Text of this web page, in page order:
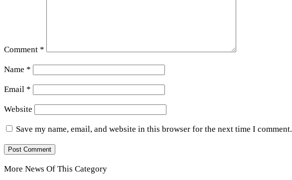
Comment *
Name *
Email *
Website
Save my name, email, and website in this browser for the next time I comment.
More News Of This Category